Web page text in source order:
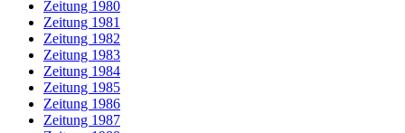
Zeitung 1980
Zeitung 1981
Zeitung 1982
Zeitung 1983
Zeitung 1984
Zeitung 1985
Zeitung 1986
Zeitung 1987